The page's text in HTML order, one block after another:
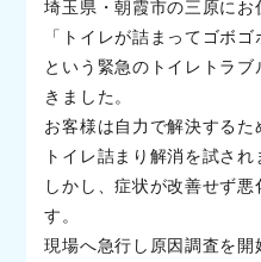
埼玉県・朝霞市の三原にお
「トイレが詰まってゴボゴ
という緊急のトイレトラ
きました。
お客様は自力で解決する
トイレ詰まり解消を試され
しかし、症状が改善せず
す。
現場へ急行し原因調査を開